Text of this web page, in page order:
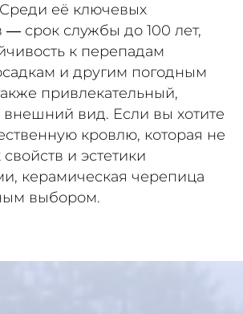
её ключевых
срок службы до 100 лет,
к перепадам
и другим погодным
привлекательный,
вид. Если вы хотите
кровлю, которая не
свойств и эстетики
керамическая черепица
выбором.